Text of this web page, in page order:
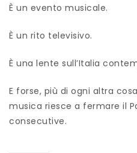
È un evento musicale.
È un rito televisivo.
È una lente sull’Italia
E forse, più di ogni altra
musica riesce a fermare il
consecutive.